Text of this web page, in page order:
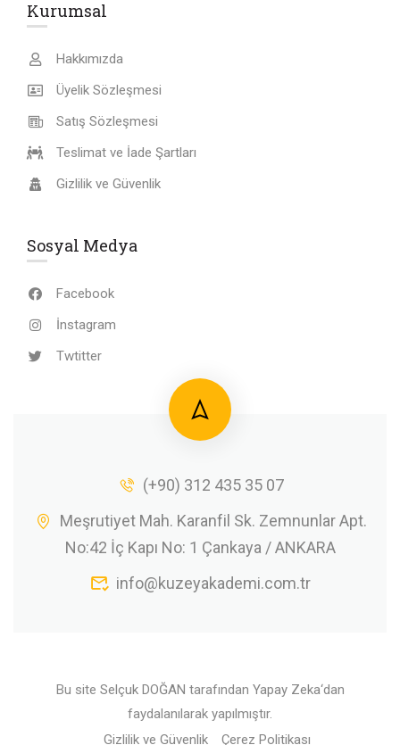
Kurumsal
Hakkımızda
Üyelik Sözleşmesi
Satış Sözleşmesi
Teslimat ve İade Şartları
Gizlilik ve Güvenlik
Sosyal Medya
Facebook
İnstagram
Twtitter
(+90) 312 435 35 07
Meşrutiyet Mah. Karanfil Sk. Zemnunlar Apt.
No:42 İç Kapı No: 1 Çankaya / ANKARA
info@kuzeyakademi.com.tr
Bu site Selçuk DOĞAN tarafından Yapay Zeka‘dan
faydalanılarak yapılmıştır.
Gizlilik ve Güvenlik
Çerez Politikası